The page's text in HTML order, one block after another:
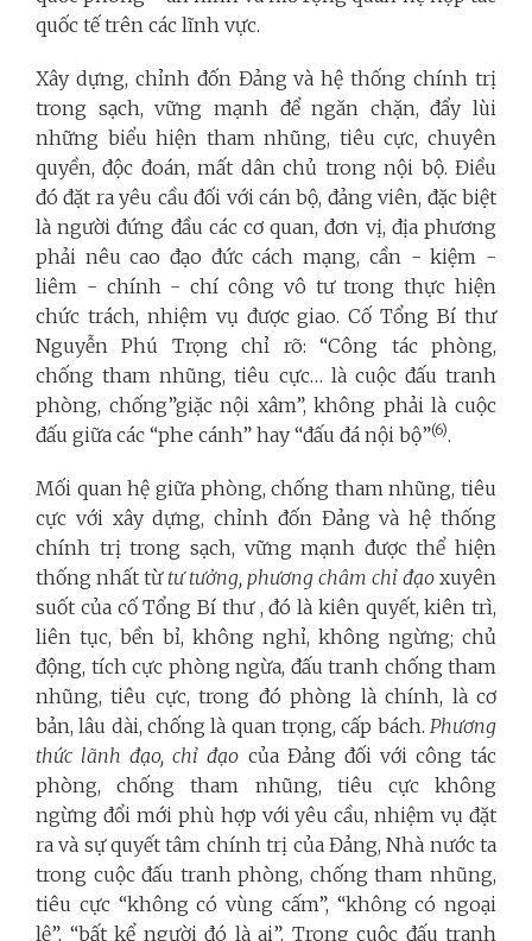
quốc tế trên các lĩnh vực.
Xây dựng, chỉnh đốn Đảng và hệ thống chính trị
trong sạch, vững mạnh để ngăn chặn, đẩy lùi
những biểu hiện tham nhũng, tiêu cực, chuyên
quyền, độc đoán, mất dân chủ trong nội bộ. Điều
đó đặt ra yêu cầu đối với cán bộ, đảng viên, đặc biệt
là người đứng đầu các cơ quan, đơn vị, địa phương
phải nêu cao đạo đức cách mạng, cần - kiệm -
liêm - chính - chí công vô tư trong thực hiện
chức trách, nhiệm vụ được giao. Cố Tổng Bí thư
Nguyễn Phú Trọng chỉ rõ: “Công tác phòng,
chống tham nhũng, tiêu cực… là cuộc đấu tranh
phòng, chống”giặc nội xâm”, không phải là cuộc
đấu giữa các “phe cánh” hay “đấu đá nội bộ”(6).
Mối quan hệ giữa phòng, chống tham nhũng, tiêu
cực với xây dựng, chỉnh đốn Đảng và hệ thống
chính trị trong sạch, vững mạnh được thể hiện
thống nhất từ tư tưởng, phương châm chỉ đạo xuyên
suốt của cố Tổng Bí thư , đó là kiên quyết, kiên trì,
liên tục, bền bỉ, không nghỉ, không ngừng; chủ
động, tích cực phòng ngừa, đấu tranh chống tham
nhũng, tiêu cực, trong đó phòng là chính, là cơ
bản, lâu dài, chống là quan trọng, cấp bách. Phương
thức lãnh đạo, chỉ đạo của Đảng đối với công tác
phòng, chống tham nhũng, tiêu cực không
ngừng đổi mới phù hợp với yêu cầu, nhiệm vụ đặt
ra và sự quyết tâm chính trị của Đảng, Nhà nước ta
trong cuộc đấu tranh phòng, chống tham nhũng,
tiêu cực “không có vùng cấm”, “không có ngoại
lệ”, “bất kể người đó là ai”. Trong cuộc đấu tranh